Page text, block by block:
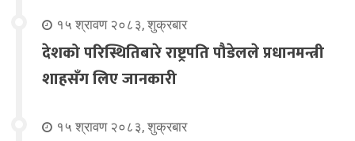
१५ श्रावण २०८३, शुक्रबार
देशको परिस्थितिबारे राष्ट्रपति पौडेलले प्रधानमन्त्री
शाहसँग लिए जानकारी
१५ श्रावण २०८३, शुक्रबार